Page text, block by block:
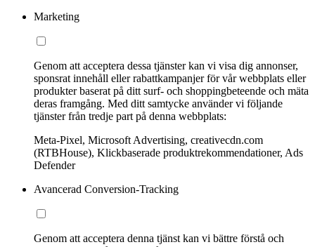
Marketing
Genom att acceptera dessa tjänster kan vi visa dig annonser,
sponsrat innehåll eller rabattkampanjer för vår webbplats eller
produkter baserat på ditt surf- och shoppingbeteende och mäta
deras framgång. Med ditt samtycke använder vi följande
tjänster från tredje part på denna webbplats:
Meta-Pixel, Microsoft Advertising, creativecdn.com
(RTBHouse), Klickbaserade produktrekommendationer, Ads
Defender
Avancerad Conversion-Tracking
Genom att acceptera denna tjänst kan vi bättre förstå och